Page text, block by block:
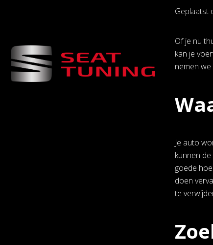
Geplaatst
Of je nu
kan je
nemen
Je auto
kunnen
goede
doen
te